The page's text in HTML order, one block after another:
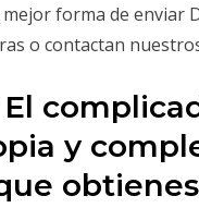
forma de enviar
o contactan
El
y